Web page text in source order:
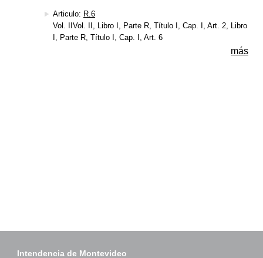
Articulo: R.6
Vol. IIVol. II, Libro I, Parte R, Título I, Cap. I, Art. 2, Libro
I, Parte R, Título I, Cap. I, Art. 6
más
Intendencia de Montevideo